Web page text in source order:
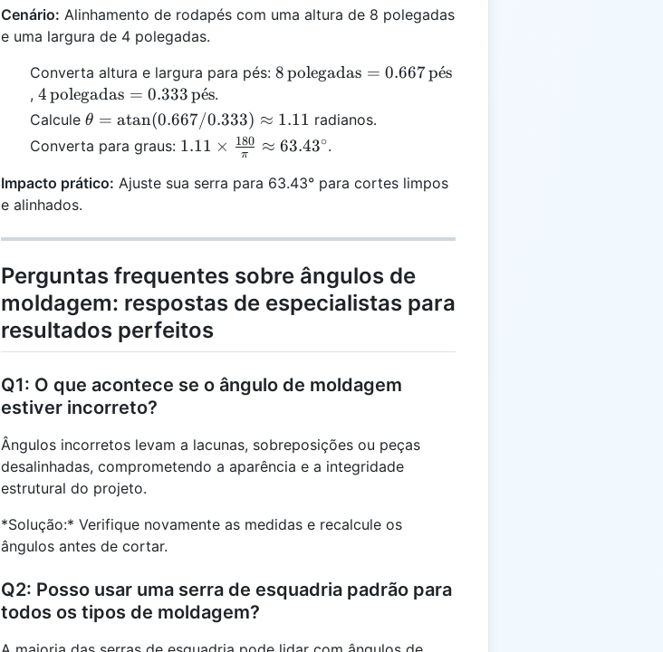
Cenário: Alinhamento de rodapés com uma altura de 8 polegadas
e uma largura de 4 polegadas.
Converta altura e largura para pés: 8 \,
= 0.667 \,
\text{pés}
8polegadas = 0.667pe
ˊs
, 4 \,
\text{polegadas}
\text{pés}
4polegadas = 0.333pe
ˊs.
Calcule θ =
\text{atan}
(0.667 /
0.333)
θ = atan(0.667/0.333) ≈ 1.11 radianos.
Converta para graus: 1.11 \times
{\pi}
1.11 × π
180 ≈ 63.43∘.
Impacto prático: Ajuste sua serra para 63.43° para cortes limpos
e alinhados.
Perguntas frequentes sobre ângulos de
moldagem: respostas de especialistas para
resultados perfeitos
Q1: O que acontece se o ângulo de moldagem
estiver incorreto?
Ângulos incorretos levam a lacunas, sobreposições ou peças
desalinhadas, comprometendo a aparência e a integridade
estrutural do projeto.
*Solução:* Verifique novamente as medidas e recalcule os
ângulos antes de cortar.
Q2: Posso usar uma serra de esquadria padrão para
todos os tipos de moldagem?